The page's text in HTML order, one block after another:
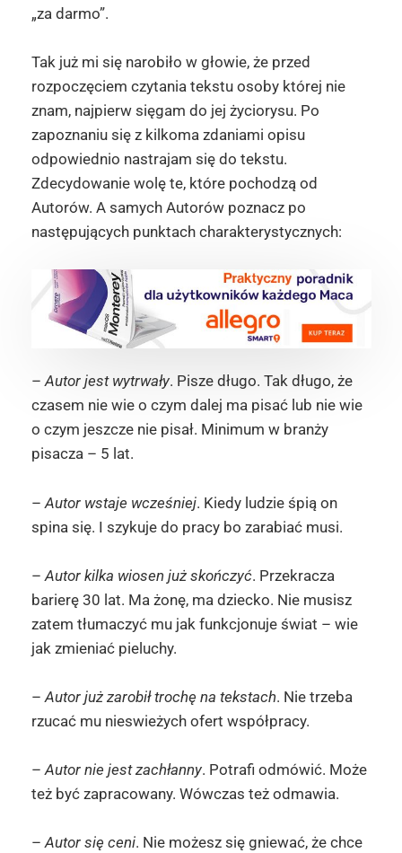
„za darmo”.
Tak już mi się narobiło w głowie, że przed
rozpoczęciem czytania tekstu osoby której nie
znam, najpierw sięgam do jej życiorysu. Po
zapoznaniu się z kilkoma zdaniami opisu
odpowiednio nastrajam się do tekstu.
Zdecydowanie wolę te, które pochodzą od
Autorów. A samych Autorów poznacz po
następujących punktach charakterystycznych:
–Autor jest wytrwały. Pisze długo. Tak długo, że
czasem nie wie o czym dalej ma pisać lub nie wie
o czym jeszcze nie pisał. Minimum w branży
pisacza – 5 lat.
– Autor wstaje wcześniej. Kiedy ludzie śpią on
spina się. I szykuje do pracy bo zarabiać musi.
– Autor kilka wiosen już skończyć. Przekracza
barierę 30 lat. Ma żonę, ma dziecko. Nie musisz
zatem tłumaczyć mu jak funkcjonuje świat – wie
jak zmieniać pieluchy.
– Autor już zarobił trochę na tekstach. Nie trzeba
rzucać mu nieswieżych ofert współpracy.
–Autor nie jest zachłanny. Potrafi odmówić. Może
też być zapracowany. Wówczas też odmawia.
–Autor się ceni. Nie możesz się gniewać, że chce